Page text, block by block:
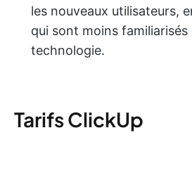
les nouveaux utilisateurs,
qui sont moins familiarisés
technologie.
Tarifs ClickUp